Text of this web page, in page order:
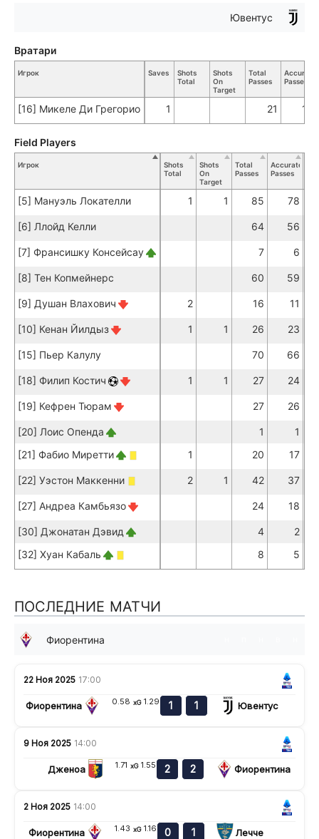
Ювентус
Игрок Saves
Shots
Total
Shots
On
Target
Total
Passes
Accurate
Passes
[16] Микеле Ди Грегорио 1 21 14
Вратари
Игрок
Shots
Total
Shots
On
Target
Total
Passes
Accurate
Passes
[5] Мануэль Локателли 1 1 85 78
[6] Ллойд Келли 64 56
[7] Франсишку Консейсау 7 6
[8] Тен Копмейнерс 60 59
[9] Душан Влахович 2 16 11
[10] Кенан Йилдыз 1 1 26 23
[15] Пьер Калулу 70 66
[18] Филип Костич 1 1 27 24
[19] Кефрен Тюрам 27 26
[20] Лоис Опенда 1
1
[21] Фабио Миретти
1 20 17
[22] Уэстон Маккенни 2 1 42 37
[27] Андреа Камбьязо 24 18
[30] Джонатан Дэвид 4
2
[32] Хуан Кабаль
8 5
Field Players
ПОСЛЕДНИЕ МАТЧИ
Фиорентина
22 Ноя 2025 17:00
Фиорентина 0.58 xG 1.29 1 1 Ювентус
9 Ноя 2025 14:00
Дженоа 1.71 xG 1.55 2 2 Фиорентина
2 Ноя 2025 14:00
Фиорентина 1.43 xG 1.16 0 1 Лечче